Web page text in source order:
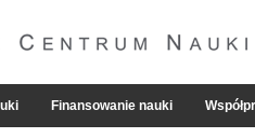
Finansowanie nauki